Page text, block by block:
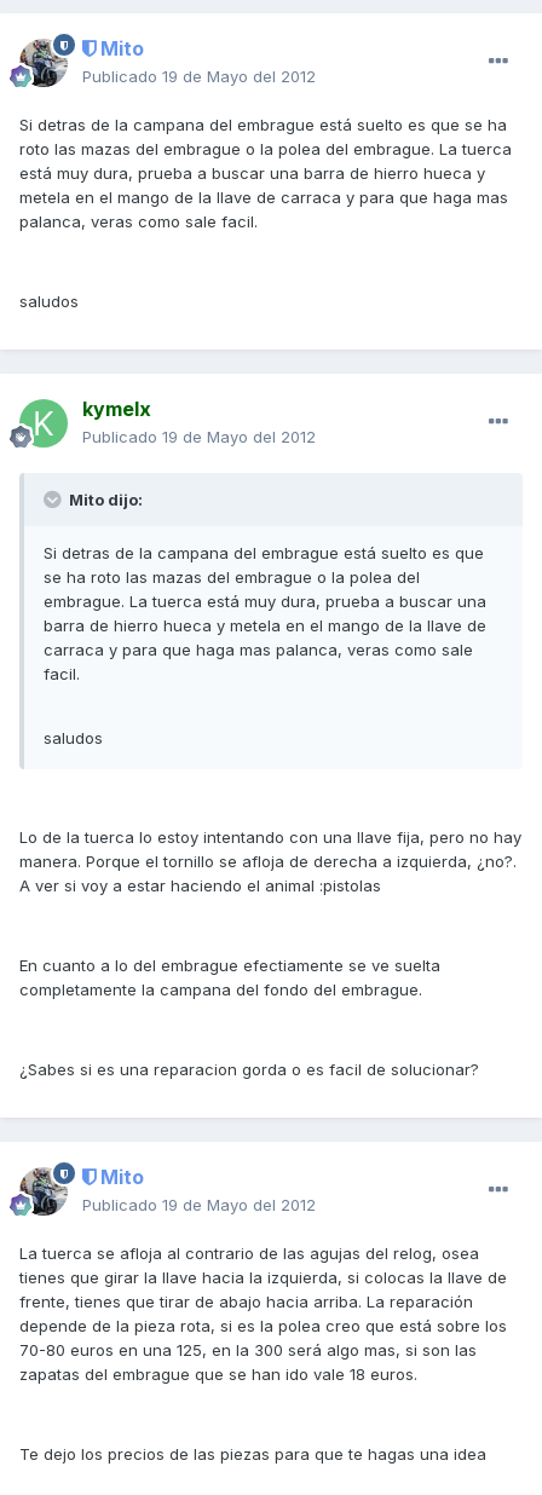
Mito
Publicado 19 de Mayo del 2012
Si detras de la campana del embrague está suelto es que se ha
roto las mazas del embrague o la polea del embrague. La tuerca
está muy dura, prueba a buscar una barra de hierro hueca y
metela en el mango de la llave de carraca y para que haga mas
palanca, veras como sale facil.
saludos
kymelx
Publicado 19 de Mayo del 2012
Mito dijo:
Si detras de la campana del embrague está suelto es que
se ha roto las mazas del embrague o la polea del
embrague. La tuerca está muy dura, prueba a buscar una
barra de hierro hueca y metela en el mango de la llave de
carraca y para que haga mas palanca, veras como sale
facil.
saludos
Lo de la tuerca lo estoy intentando con una llave fija, pero no hay
manera. Porque el tornillo se afloja de derecha a izquierda, ¿no?.
A ver si voy a estar haciendo el animal :pistolas
En cuanto a lo del embrague efectiamente se ve suelta
completamente la campana del fondo del embrague.
¿Sabes si es una reparacion gorda o es facil de solucionar?
Mito
Publicado 19 de Mayo del 2012
La tuerca se afloja al contrario de las agujas del relog, osea
tienes que girar la llave hacia la izquierda, si colocas la llave de
frente, tienes que tirar de abajo hacia arriba. La reparación
depende de la pieza rota, si es la polea creo que está sobre los
70-80 euros en una 125, en la 300 será algo mas, si son las
zapatas del embrague que se han ido vale 18 euros.
Te dejo los precios de las piezas para que te hagas una idea